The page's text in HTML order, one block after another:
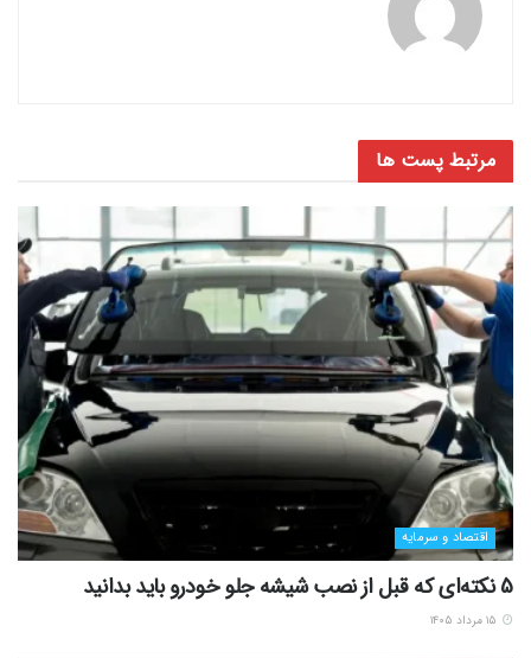
مرتبط پست ها
اقتصاد و سرمایه
5 نکته‌ای که قبل از نصب شیشه جلو خودرو باید بدانید